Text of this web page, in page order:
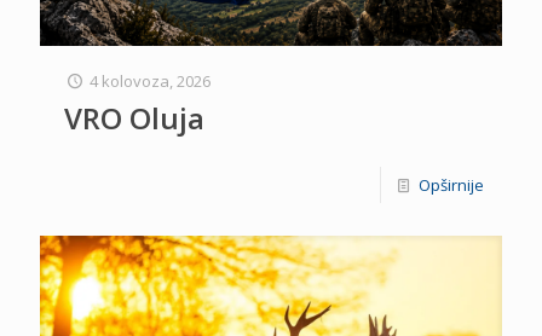
4 kolovoza, 2026
VRO Oluja
Opširnije